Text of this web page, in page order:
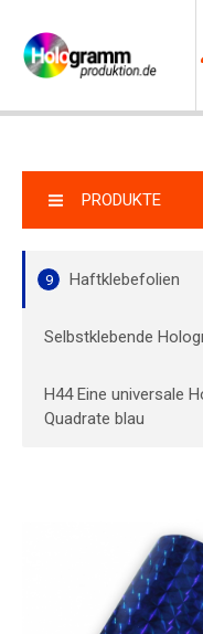
PRODUKTE
9 Haftklebefolien
Selbstklebende
H44 Eine universale
Quadrate blau